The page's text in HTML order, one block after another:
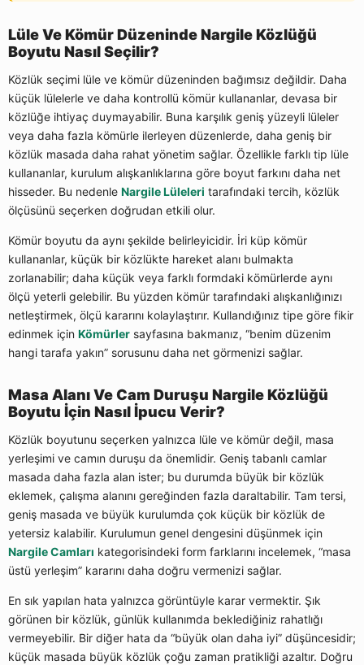
Lüle Ve Kömür Düzeninde Nargile Közlüğü
Boyutu Nasıl Seçilir?
Közlük seçimi lüle ve kömür düzeninden bağımsız değildir. Daha
küçük lülelerle ve daha kontrollü kömür kullananlar, devasa bir
közlüğe ihtiyaç duymayabilir. Buna karşılık geniş yüzeyli lüleler
veya daha fazla kömürle ilerleyen düzenlerde, daha geniş bir
közlük masada daha rahat yönetim sağlar. Özellikle farklı tip lüle
kullananlar, kurulum alışkanlıklarına göre boyut farkını daha net
hisseder. Bu nedenle Nargile Lüleleri tarafındaki tercih, közlük
ölçüsünü seçerken doğrudan etkili olur.
Kömür boyutu da aynı şekilde belirleyicidir. İri küp kömür
kullananlar, küçük bir közlükte hareket alanı bulmakta
zorlanabilir; daha küçük veya farklı formdaki kömürlerde aynı
ölçü yeterli gelebilir. Bu yüzden kömür tarafındaki alışkanlığınızı
netleştirmek, ölçü kararını kolaylaştırır. Kullandığınız tipe göre fikir
edinmek için Kömürler sayfasına bakmanız, “benim düzenim
hangi tarafa yakın” sorusunu daha net görmenizi sağlar.
Masa Alanı Ve Cam Duruşu Nargile Közlüğü
Boyutu İçin Nasıl İpucu Verir?
Közlük boyutunu seçerken yalnızca lüle ve kömür değil, masa
yerleşimi ve camın duruşu da önemlidir. Geniş tabanlı camlar
masada daha fazla alan ister; bu durumda büyük bir közlük
eklemek, çalışma alanını gereğinden fazla daraltabilir. Tam tersi,
geniş masada ve büyük kurulumda çok küçük bir közlük de
yetersiz kalabilir. Kurulumun genel dengesini düşünmek için
Nargile Camları kategorisindeki form farklarını incelemek, “masa
üstü yerleşim” kararını daha doğru vermenizi sağlar.
En sık yapılan hata yalnızca görüntüyle karar vermektir. Şık
görünen bir közlük, günlük kullanımda beklediğiniz rahatlığı
vermeyebilir. Bir diğer hata da “büyük olan daha iyi” düşüncesidir;
küçük masada büyük közlük çoğu zaman pratikliği azaltır. Doğru